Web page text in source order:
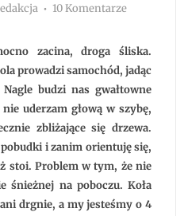
10 Komentarzedo
sauna,
czyli
po
co
jechać
do
Laponii
zacina, droga śliska.
prowadzi samochód, jadąc
budzi nas gwałtowne
uderzam głową w szybę,
zbliżające się drzewa.
i zanim orientuję się,
stoi. Problem w tym, że nie
śnieżnej na poboczu. Koła
drgnie, a my jesteśmy o 4